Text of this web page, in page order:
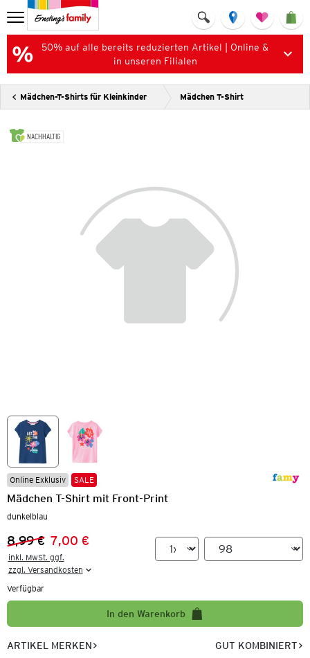
50% auf alle bereits reduzierten Artikel | Online &
in unseren Filialen
Mädchen-T-Shirts für Kleinkinder Mädchen T-Shirt
NACHHALTIG
Online Exklusiv SALE
Mädchen T-Shirt mit Front-Print
dunkelblau
Vorheriger Preis:
8,99 €
Neuer Preis:
7,00 €
inkl. MwSt. ggf.
zzgl. Versandkosten
Verfügbar
In den Warenkorb
ARTIKEL MERKEN GUT KOMBINIERT